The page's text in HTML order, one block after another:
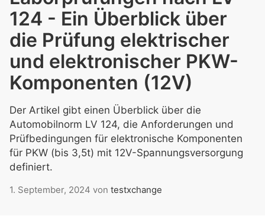
124 - Ein Überblick über
die Prüfung elektrischer
und elektronischer PKW-
Komponenten (12V)
Der Artikel gibt einen Überblick über die
Automobilnorm LV 124, die Anforderungen und
Prüfbedingungen für elektronische Komponenten
für PKW (bis 3,5t) mit 12V-Spannungsversorgung
definiert.
1. September, 2024 von testxchange